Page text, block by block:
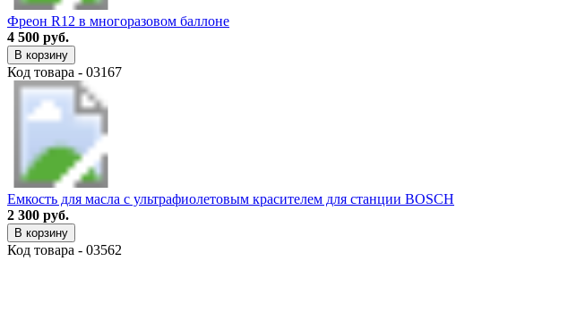
Фреон R12 в многоразовом баллоне
4 500 руб.
В корзину
Код товара - 03167
Емкость для масла с ультрафиолетовым красителем для станции BOSCH
2 300 руб.
В корзину
Код товара - 03562